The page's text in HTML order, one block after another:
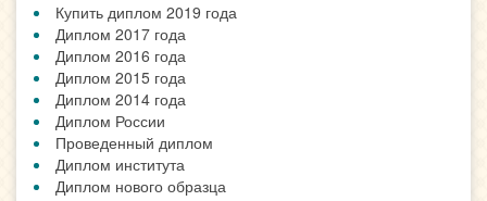
Купить диплом 2019 года
Диплом 2017 года
Диплом 2016 года
Диплом 2015 года
Диплом 2014 года
Диплом России
Проведенный диплом
Диплом института
Диплом нового образца